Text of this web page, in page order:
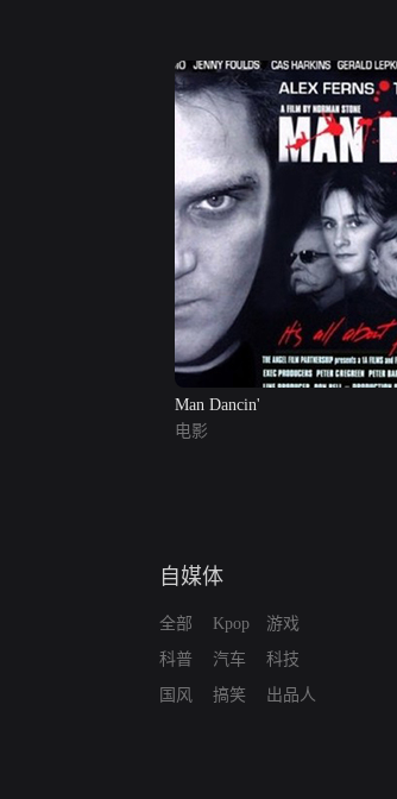
Man Dancin'
电影
自媒体
全部
科普
国风
Kpop
汽车
搞笑
游戏
科技
出品人